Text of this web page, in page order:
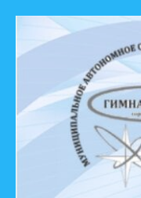
Skip to content